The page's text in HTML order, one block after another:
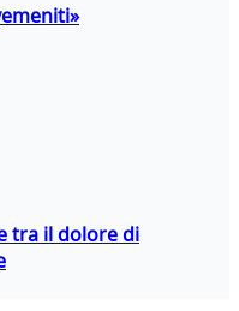
tra il dolore di